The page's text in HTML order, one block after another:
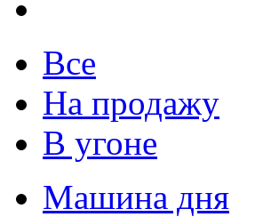
Все
На продажу
В угоне
Машина дня